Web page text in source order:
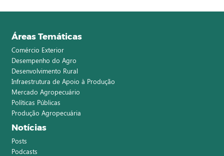
Áreas Temáticas
Comércio Exterior
Desempenho do Agro
Desenvolvimento Rural
Infraestrutura de Apoio à Produção
Mercado Agropecuário
Políticas Públicas
Produção Agropecuária
Notícias
Posts
Podcasts